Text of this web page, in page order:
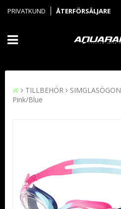
PRIVATKUND ÅTERFÖRSÄLJARE
TILLBEHÖR SIMGLASÖGON
Pink/Blue